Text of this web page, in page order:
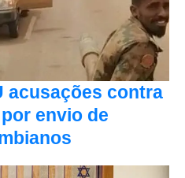
acusações contra
envio de